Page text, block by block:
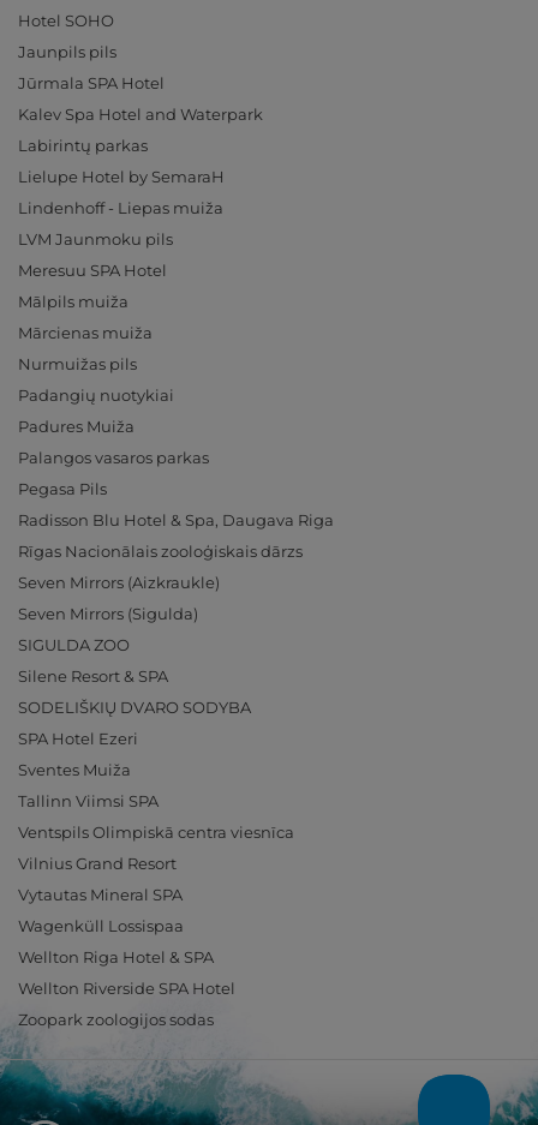
Hotel SOHO
Jaunpils pils
Jūrmala SPA Hotel
Kalev Spa Hotel and Waterpark
Labirintų parkas
Lielupe Hotel by SemaraH
Lindenhoff - Liepas muiža
LVM Jaunmoku pils
Meresuu SPA Hotel
Mālpils muiža
Mārcienas muiža
Nurmuižas pils
Padangių nuotykiai
Padures Muiža
Palangos vasaros parkas
Pegasa Pils
Radisson Blu Hotel & Spa, Daugava Riga
Rīgas Nacionālais zooloģiskais dārzs
Seven Mirrors (Aizkraukle)
Seven Mirrors (Sigulda)
SIGULDA ZOO
Silene Resort & SPA
SODELIŠKIŲ DVARO SODYBA
SPA Hotel Ezeri
Sventes Muiža
Tallinn Viimsi SPA
Ventspils Olimpiskā centra viesnīca
Vilnius Grand Resort
Vytautas Mineral SPA
Wagenküll Lossispaa
Wellton Riga Hotel & SPA
Wellton Riverside SPA Hotel
Zoopark zoologijos sodas